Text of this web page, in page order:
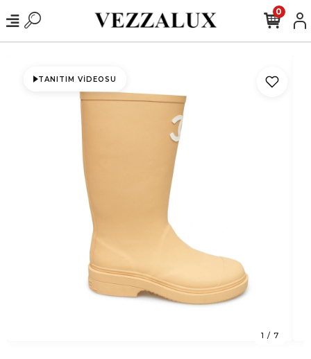
0
TANITIM VIDEOSU
1 / 7